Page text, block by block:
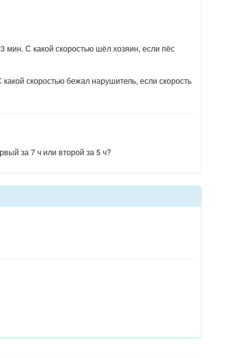
мин. С какой скоростью шёл хозяин, если пёс
скоростью бежал нарушитель, если скорость
за 7 ч или второй за5 ч?